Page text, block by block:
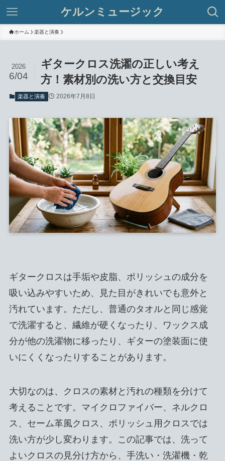
ケルンミュージック
ホーム 楽器と演奏
ギタークロス洗濯の正しい考え
方！素材別の洗い方と交換目安
2026
6/04
楽器と演奏 2026年7月8日
ギタークロスは手垢や皮脂、ポリッシュの成分を
吸い込みやすいため、見た目がきれいでも意外と
汚れています。ただし、普通のタオルと同じ感覚
で洗濯すると、繊維が硬くなったり、ワックス成
分が他の洗濯物に移ったり、ギターの塗装面に使
いにくくなったりすることがあります。
大切なのは、クロスの素材と汚れの種類を分けて
考えることです。マイクロファイバー、ネルクロ
ス、セーム革風クロス、ポリッシュ用クロスでは
洗い方が少し変わります。この記事では、洗って
よいクロスの見分け方から、手洗い・洗濯機・乾